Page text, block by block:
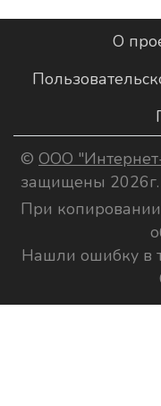
О
© ООО
защищены 2026г.
При
Нашли ошибку в